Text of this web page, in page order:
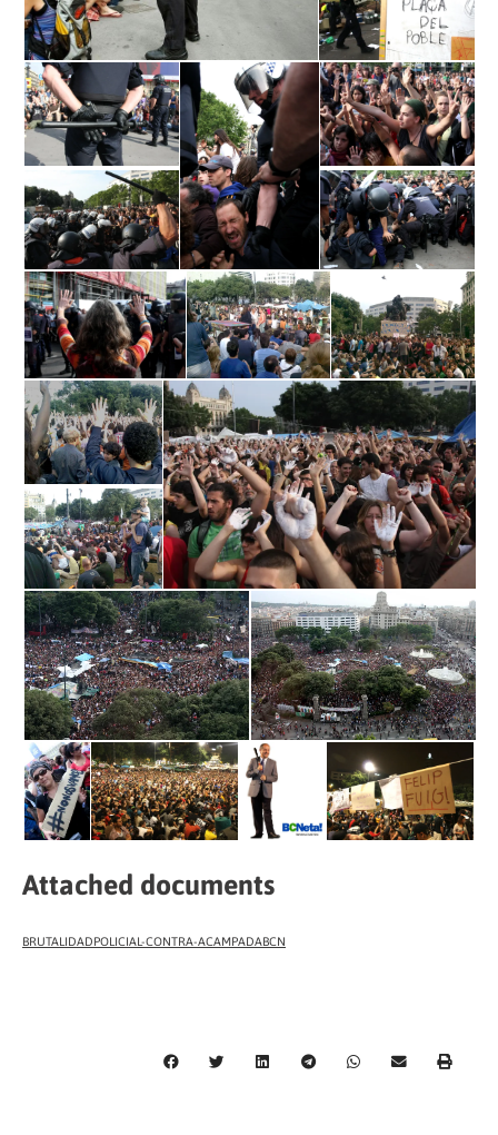
Attached documents
BRUTALIDADPOLICIAL-CONTRA-ACAMPADABCN